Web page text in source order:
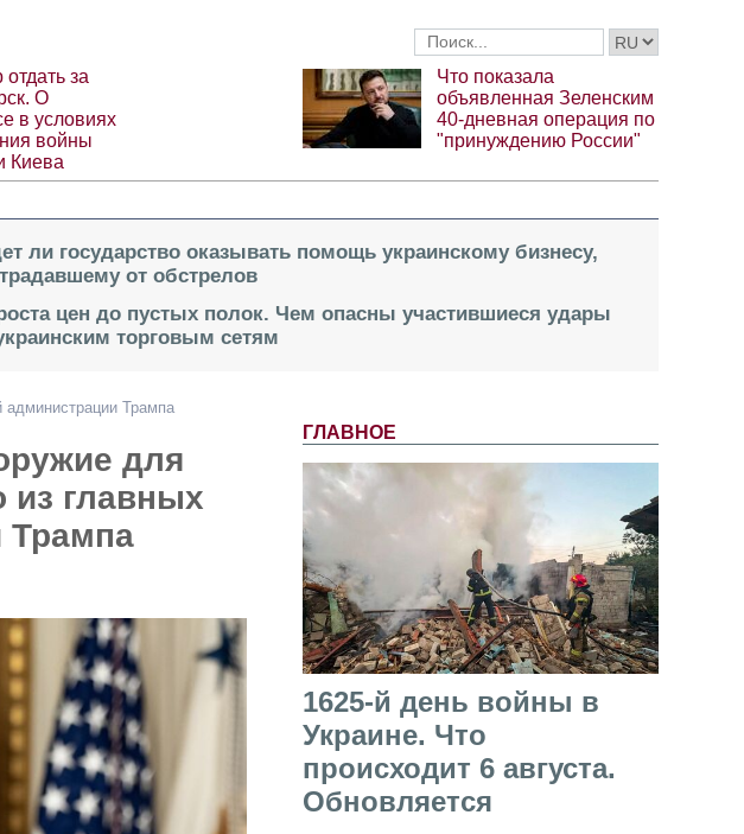
за
О
в условиях
войны
Киева
Что показала
объявленная Зеленским
40-дневная операция по
"принуждению России"
ли государство оказывать помощь украинскому бизнесу,
от обстрелов
цен до пустых полок. Чем опасны участившиеся удары
торговым сетям
ГЛАВНОЕ
1625-й день войны в
Украине. Что
происходит 6 августа.
Обновляется
Трампа
для
из главных
Трампа